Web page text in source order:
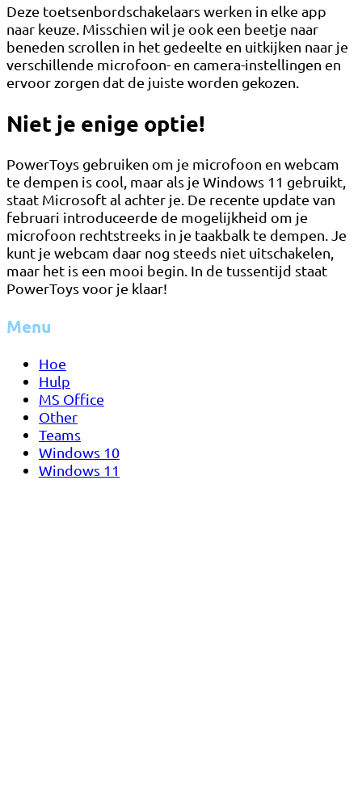
Deze toetsenbordschakelaars werken in elke app
naar keuze. Misschien wil je ook een beetje naar
beneden scrollen in het gedeelte en uitkijken naar je
verschillende microfoon- en camera-instellingen en
ervoor zorgen dat de juiste worden gekozen.
Niet je enige optie!
PowerToys gebruiken om je microfoon en webcam
te dempen is cool, maar als je Windows 11 gebruikt,
staat Microsoft al achter je. De recente update van
februari introduceerde de mogelijkheid om je
microfoon rechtstreeks in je taakbalk te dempen. Je
kunt je webcam daar nog steeds niet uitschakelen,
maar het is een mooi begin. In de tussentijd staat
PowerToys voor je klaar!
Menu
Hoe
Hulp
MS Office
Other
Teams
Windows 10
Windows 11